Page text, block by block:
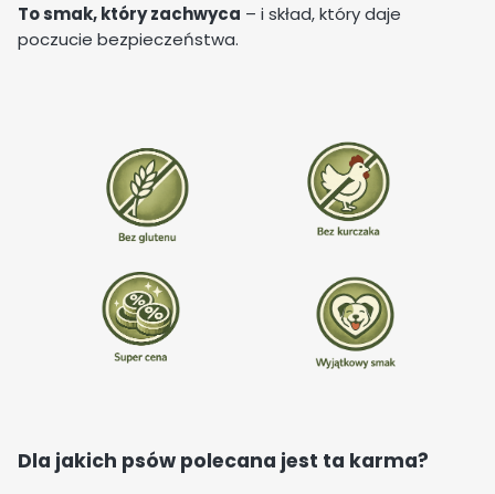
To smak, który zachwyca – i skład, który daje
poczucie bezpieczeństwa.
Dla jakich psów polecana jest ta karma?